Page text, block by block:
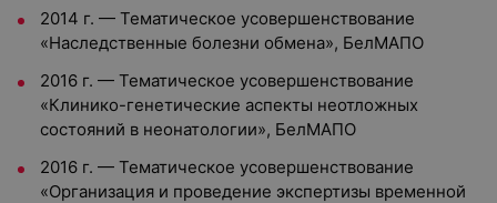
2014 г. — Тематическое усовершенствование
«Наследственные болезни обмена», БелМАПО
2016 г. — Тематическое усовершенствование
«Клинико-генетические аспекты неотложных
состояний в неонатологии», БелМАПО
2016 г. — Тематическое усовершенствование
«Организация и проведение экспертизы временной